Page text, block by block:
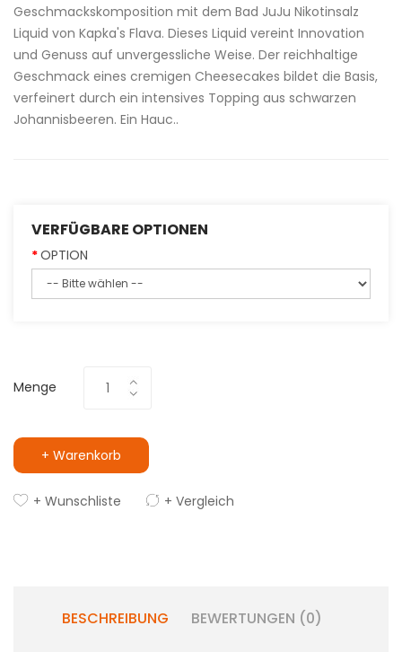
Geschmackskomposition mit dem Bad JuJu Nikotinsalz
Liquid von Kapka's Flava. Dieses Liquid vereint Innovation
und Genuss auf unvergessliche Weise. Der reichhaltige
Geschmack eines cremigen Cheesecakes bildet die Basis,
verfeinert durch ein intensives Topping aus schwarzen
Johannisbeeren. Ein Hauc..
VERFÜGBARE OPTIONEN
OPTION
Menge
+ Warenkorb
+ Wunschliste + Vergleich
BESCHREIBUNG BEWERTUNGEN (0)